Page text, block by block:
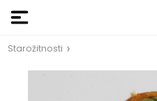
Starožitnosti